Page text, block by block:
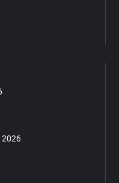
2026